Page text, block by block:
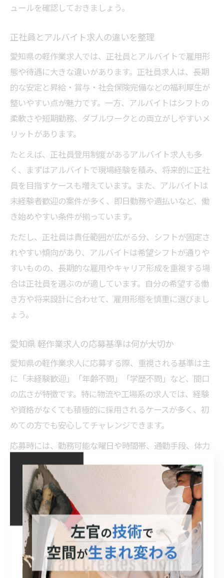
ュールを確認しておきましょう。
正社員とアルバイト求人の違いを整理
愛知県の軽作業求人では、正社員とアルバイトで雇用形
態や待遇に大きな違いがあります。正社員求人は、長期
的な安定と昇給・賞与・社会保険完備などの福利厚生が
整いやすい点が魅力です。一方、アルバイトはシフトの
柔軟さや短期勤務、ダブルワークとの両立がしやすいメ
リットがあります。
たとえば、正社員登用制度があるアルバイト求人も多
く、まずはアルバイトで現場経験を積み、将来的に正社
員を目指すケースも増えています。また、アルバイトは
未経験者歓迎の案件が多く、即日勤務や週払いなど、働
き始めやすい条件が揃っています。
ただし、正社員は責任範囲が広がる分、シフトが固定さ
れやすい傾向があり、アルバイトは希望シフトが通りや
すいものの、長期的な雇用やキャリア形成を重視する場
合は正社員を選ぶのが適しています。自分の希望する働
き方や将来設計に合わせて、雇用形態を慎重に選びまし
ょう。
愛知県 軽作業求人の応募基準は何が大切か
愛知県の軽作業求人に応募する際、重視される基準は主
に「未経験歓迎」「年齢不問」「学歴不問」など、間口
の広さが特徴です。特に物流や工場系の求人では、経験
や資格がなくても積極的に採用されるケースが多く、初
めての方でも安心してチャレンジできます。
応募時には、勤務可能な曜日や時間帯、通勤手段、体力
ームや面接では「週何日勤務可能か」「夜勤や残業に対
応できるか」など、具体的な希望・条件を整理しておく
とスムーズです。特に通勤距離や交通費の支給条件は、
長く続けるうえで見逃せないポイントです。
また、採用担当者は「協調性」「真面目さ」「長期勤務
の意志」なども重視しています。未経験でも、前向きな
姿勢や丁寧な受け答えを心がけることで、採用率が高ま